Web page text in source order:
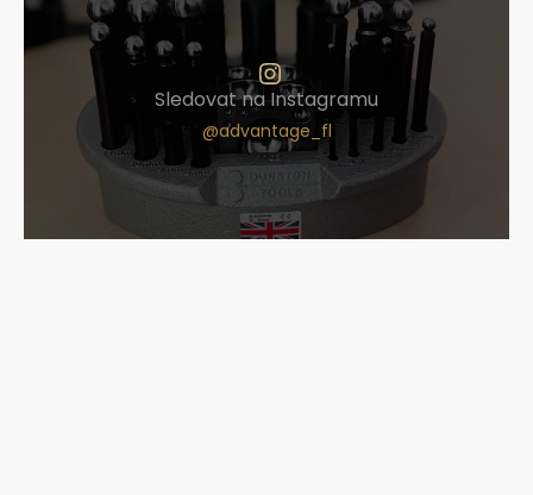
Sledovat na Instagramu